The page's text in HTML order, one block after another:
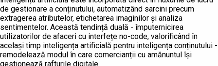
de gestionare a conținutului, automatizând sarcini precum
extragerea atributelor, etichetarea imaginilor și analiza
sentimentelor. Această tendință duală - împuternicirea
utilizatorilor de afaceri cu interfețe no-code, valorificând în
același timp inteligența artificială pentru inteligența conținutului -
remodelează modul în care comercianții cu amănuntul își
gestionează rafturile digitale.